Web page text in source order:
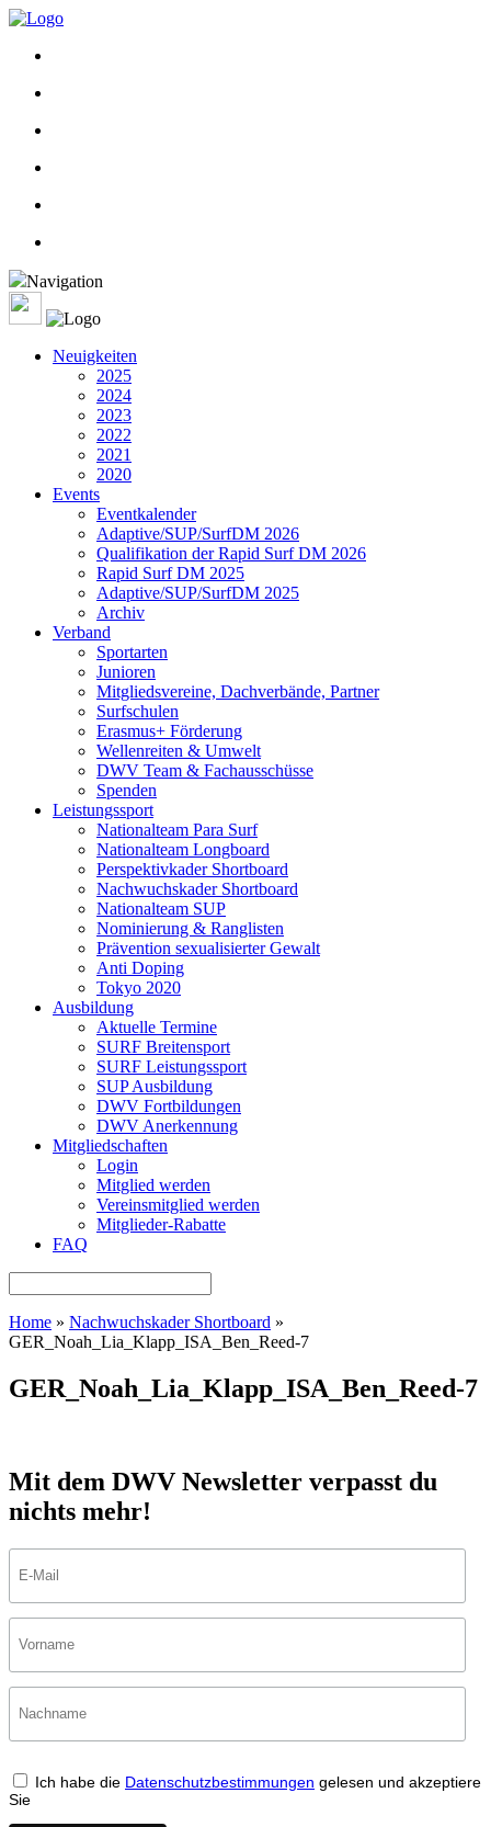
Navigation
Neuigkeiten
2025
2024
2023
2022
2021
2020
Events
Eventkalender
Adaptive/SUP/SurfDM 2026
Qualifikation der Rapid Surf DM 2026
Rapid Surf DM 2025
Adaptive/SUP/SurfDM 2025
Archiv
Verband
Sportarten
Junioren
Mitgliedsvereine, Dachverbände, Partner
Surfschulen
Erasmus+ Förderung
Wellenreiten & Umwelt
DWV Team & Fachausschüsse
Spenden
Leistungssport
Nationalteam Para Surf
Nationalteam Longboard
Perspektivkader Shortboard
Nachwuchskader Shortboard
Nationalteam SUP
Nominierung & Ranglisten
Prävention sexualisierter Gewalt
Anti Doping
Tokyo 2020
Ausbildung
Aktuelle Termine
SURF Breitensport
SURF Leistungssport
SUP Ausbildung
DWV Fortbildungen
DWV Anerkennung
Mitgliedschaften
Login
Mitglied werden
Vereinsmitglied werden
Mitglieder-Rabatte
FAQ
Home » Nachwuchskader Shortboard »
GER_Noah_Lia_Klapp_ISA_Ben_Reed-7
GER_Noah_Lia_Klapp_ISA_Ben_Reed-7
Mit dem DWV Newsletter verpasst du
nichts mehr!
Ich habe die Datenschutzbestimmungen gelesen und akzeptiere
Sie